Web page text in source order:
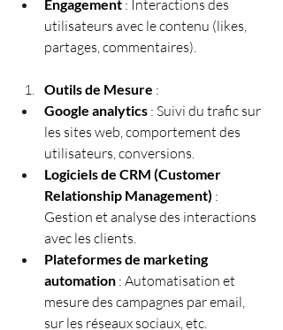
Engagement : Interactions des
utilisateurs avec le contenu (likes,
partages, commentaires).
Outils de Mesure :
Google analytics : Suivi du trafic sur
les sites web, comportement des
utilisateurs, conversions.
Logiciels de CRM (Customer
Relationship Management) :
Gestion et analyse des interactions
avec les clients.
Plateformes de marketing
automation : Automatisation et
mesure des campagnes par email,
sur les réseaux sociaux, etc.